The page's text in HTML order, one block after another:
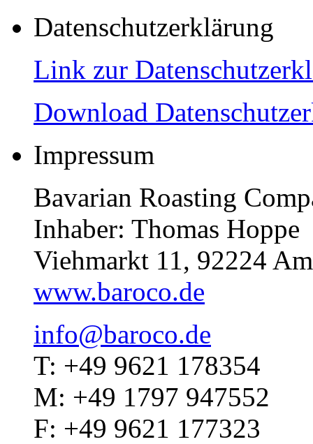
Datenschutzerklärung
Link zur
Download
Impressum
Bavarian Roasting
Inhaber: Thomas Hoppe
Viehmarkt 11, 92224
www.baroco.de
info@baroco.de
T: +49 9621 178354
M: +49 1797 947552
F: +49 9621 177323